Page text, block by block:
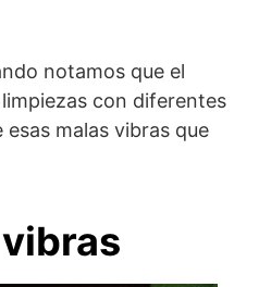
notamos que el
con diferentes
malas vibras que